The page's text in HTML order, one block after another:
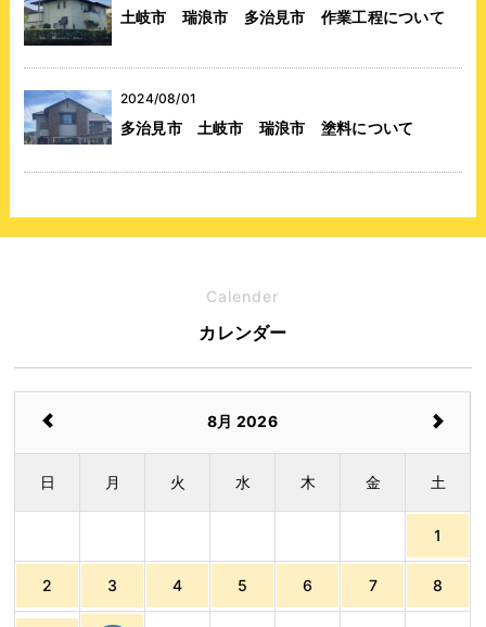
土岐市 瑞浪市 多治見市 作業工程について
2024/08/01
多治見市 土岐市 瑞浪市 塗料について
Calender
カレンダー
8月 2026
日 月 火 水 木 金 土
1
2 3 4 5 6 7 8